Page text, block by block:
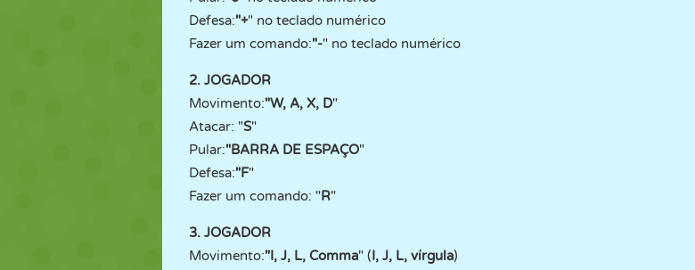
Defesa:"+" no teclado numérico
Fazer um comando:"-" no teclado numérico
2. JOGADOR
Movimento:"W, A, X, D"
Atacar: "S"
Pular:"BARRA DE ESPAÇO"
Defesa:"F"
Fazer um comando: "R"
3. JOGADOR
Movimento:"I, J, L, Comma" (I, J, L, vírgula)